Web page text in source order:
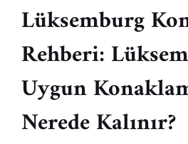
Lüksemburg
Rehberi:
Uygun
Nerede Kalınır?